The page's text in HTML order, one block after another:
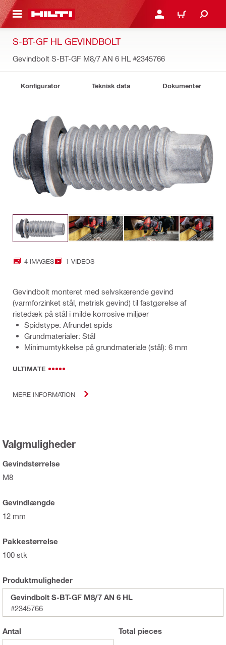
HOVEDINDHOLD LOG IND ELLER
INDKØBSKURV
S-BT-GF HL GEVINDBOLT
Gevindbolt S-BT-GF M8/7 AN 6 HL #2345766
Konfigurator Teknisk data Dokumenter
4 IMAGES 1 VIDEOS
Gevindbolt monteret med selvskærende gevind
(varmforzinket stål, metrisk gevind) til fastgørelse af
ristedæk på stål i milde korrosive miljøer
Spidstype: Afrundet spids
Grundmaterialer: Stål
Minimumtykkelse på grundmateriale (stål): 6 mm
ULTIMATE
MERE INFORMATION
Valgmuligheder
Gevindstørrelse
M8
Gevindlængde
12 mm
Pakkestørrelse
100 stk
Produktmuligheder
Gevindbolt S-BT-GF M8/7 AN 6 HL
#2345766
Antal Total pieces